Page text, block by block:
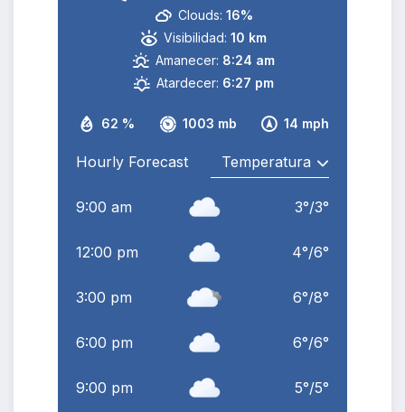
62 % 1003 mb 14 mph
Clouds: 16%
Visibilidad: 10 km
Amanecer: 8:24 am
Atardecer: 6:27 pm
Hourly Forecast
9:00 am 3°/3°
12:00 pm 4°/6°
3:00 pm 6°/8°
6:00 pm 6°/6°
9:00 pm 5°/5°